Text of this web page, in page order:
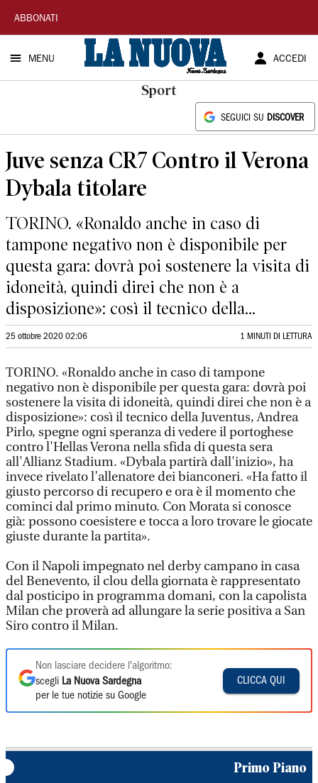
La
Nuova
Sardegna
ABBONATI
MENU ACCEDI
Sport
SEGUICI SU DISCOVER
Juve senza CR7 Contro il Verona
Dybala titolare
TORINO. «Ronaldo anche in caso di
tampone negativo non è disponibile per
questa gara: dovrà poi sostenere la visita di
idoneità, quindi direi che non è a
disposizione»: così il tecnico della...
25 ottobre 2020 02:06 1 MINUTI DI LETTURA
TORINO. «Ronaldo anche in caso di tampone
negativo non è disponibile per questa gara: dovrà poi
sostenere la visita di idoneità, quindi direi che non è a
disposizione»: così il tecnico della Juventus, Andrea
Pirlo, spegne ogni speranza di vedere il portoghese
contro l'Hellas Verona nella sfida di questa sera
all'Allianz Stadium. «Dybala partirà dall'inizio», ha
invece rivelato l’allenatore dei bianconeri. «Ha fatto il
giusto percorso di recupero e ora è il momento che
cominci dal primo minuto. Con Morata si conosce
già: possono coesistere e tocca a loro trovare le giocate
giuste durante la partita».
Con il Napoli impegnato nel derby campano in casa
del Benevento, il clou della giornata è rappresentato
dal posticipo in programma domani, con la capolista
Milan che proverà ad allungare la serie positiva a San
Siro contro il Milan.
Non lasciare decidere l'algoritmo:
scegli La Nuova Sardegna
per le tue notizie su Google
CLICCA QUI
Primo Piano